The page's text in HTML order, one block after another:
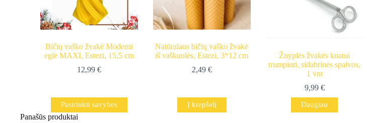
Bičių vaško žvakė Moderni
eglė MAXI, Estezi, 15,5 cm
12,99 €
Pasirinkti savybes
This
product
Natūralaus bičių vaško žvakė
iš vaškuolės, Estezi, 3*12 cm
2,49 €
Į krepšelį
Žnyplės žvakės knatui
trumpinti, sidabrinės spalvos,
1 vnt
9,99 €
Daugiau
Panašūs produktai